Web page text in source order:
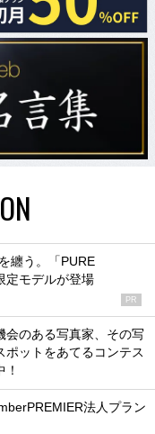
纏う。「PURE
定モデルが登場
PR
会のある写真家、その写
ポットをあてるコンテス
法人プラン